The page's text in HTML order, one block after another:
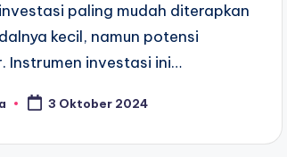
paling mudah diterapkan
kecil, namun potensi
Instrumen investasi ini…
3 Oktober 2024